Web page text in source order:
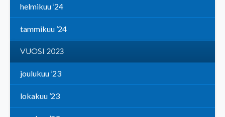
helmikuu ’24
tammikuu ’24
VUOSI 2023
joulukuu ’23
lokakuu ’23